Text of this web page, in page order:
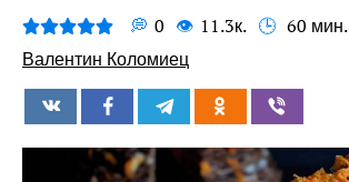
0 11.3к. 60 мин.
Валентин Коломиец